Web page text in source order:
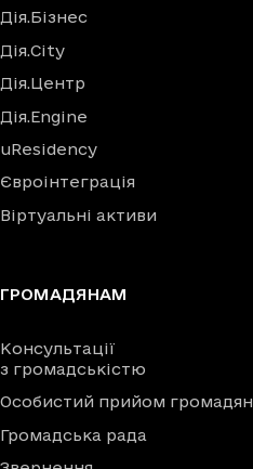
Дія.Бізнес
Дія.City
Дія.Центр
Дія.Engine
uResidency
Євроінтеграція
Віртуальні активи
ГРОМАДЯНАМ
Консультації
з громадськістю
Особистий прийом громадян
Громадська рада